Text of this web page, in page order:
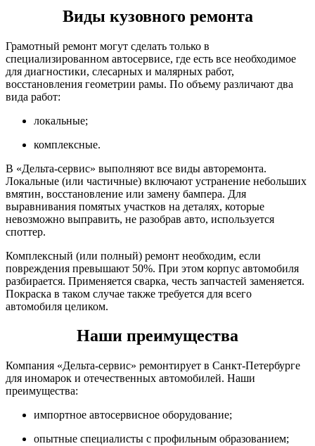
Виды кузовного ремонта
Грамотный ремонт могут сделать только в
специализированном автосервисе, где есть все необходимое
для диагностики, слесарных и малярных работ,
восстановления геометрии рамы. По объему различают два
вида работ:
локальные;
комплексные.
В «Дельта-сервис» выполняют все виды авторемонта.
Локальные (или частичные) включают устранение небольших
вмятин, восстановление или замену бампера. Для
выравнивания помятых участков на деталях, которые
невозможно выправить, не разобрав авто, используется
споттер.
Комплексный (или полный) ремонт необходим, если
повреждения превышают 50%. При этом корпус автомобиля
разбирается. Применяется сварка, честь запчастей заменяется.
Покраска в таком случае также требуется для всего
автомобиля целиком.
Наши преимущества
Компания «Дельта-сервис» ремонтирует в Санкт-Петербурге
для иномарок и отечественных автомобилей. Наши
преимущества:
импортное автосервисное оборудование;
опытные специалисты с профильным образованием;